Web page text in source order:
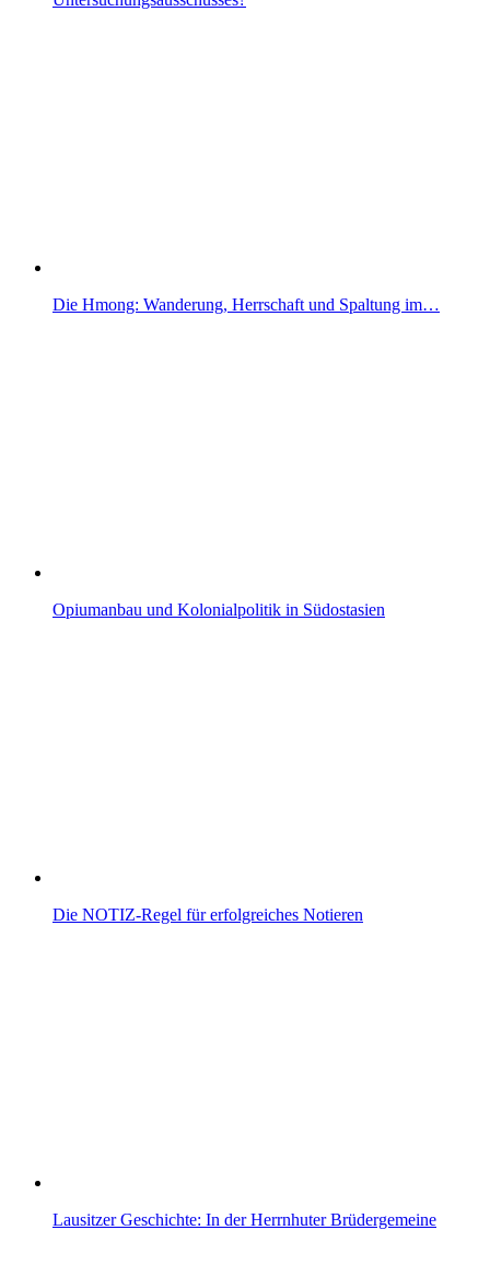
Die Hmong: Wanderung, Herrschaft und Spaltung im…
Opiumanbau und Kolonialpolitik in Südostasien
Die NOTIZ-Regel für erfolgreiches Notieren
Lausitzer Geschichte: In der Herrnhuter Brüdergemeine